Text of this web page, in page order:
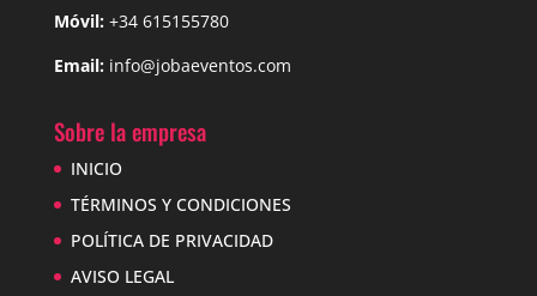
Móvil: +34 615155780
Email: info@jobaeventos.com
Sobre la empresa
INICIO
TÉRMINOS Y CONDICIONES
POLÍTICA DE PRIVACIDAD
AVISO LEGAL